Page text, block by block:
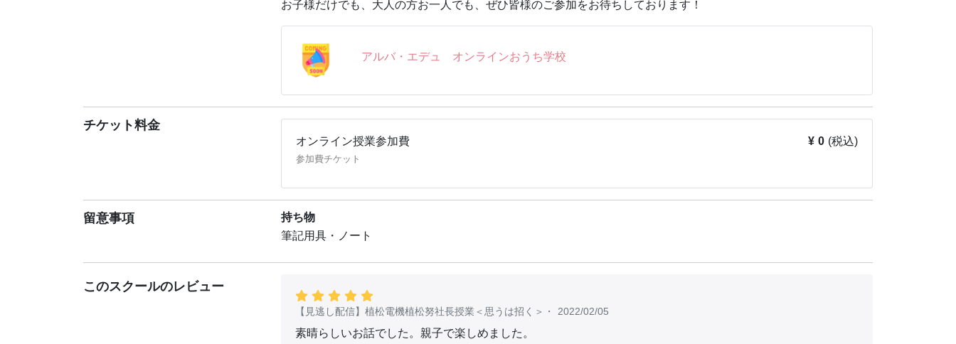
ビデオをいったんオフにするなど、何卒ご協力をお願いもうしあげます。
お子様だけでも、大人の方お一人でも、ぜひ皆様のご参加をお待ちしております！
アルバ・エデュ オンラインおうち学校
チケット料金
オンライン授業参加費
参加費チケット
¥ 0 (税込)
留意事項
持ち物
筆記用具・ノート
このスクールのレビュー
【見逃し配信】植松電機植松努社長授業＜思うは招く＞ ・ 2022/02/05
素晴らしいお話でした。親子で楽しめました。